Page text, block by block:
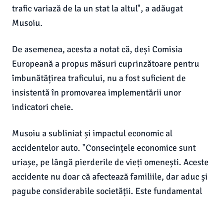
trafic variază de la un stat la altul", a adăugat
Musoiu.
De asemenea, acesta a notat că, deși Comisia
Europeană a propus măsuri cuprinzătoare pentru
îmbunătățirea traficului, nu a fost suficient de
insistentă în promovarea implementării unor
indicatori cheie.
Musoiu a subliniat și impactul economic al
accidentelor auto. "Consecințele economice sunt
uriașe, pe lângă pierderile de vieți omenești. Aceste
accidente nu doar că afectează familiile, dar aduc și
pagube considerabile societății. Este fundamental